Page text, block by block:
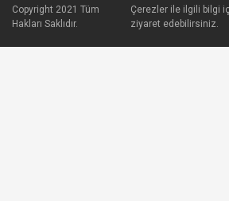
Copyright 2021 Tüm
Hakları Saklıdır.
Çerezler ile ilgili bilgi
ziyaret edebilirsiniz.